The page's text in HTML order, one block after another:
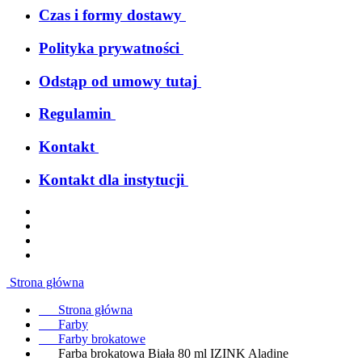
Czas i formy dostawy
Polityka prywatności
Odstąp od umowy tutaj
Regulamin
Kontakt
Kontakt dla instytucji
Strona główna
Strona główna
Farby
Farby brokatowe
Farba brokatowa Biała 80 ml IZINK Aladine